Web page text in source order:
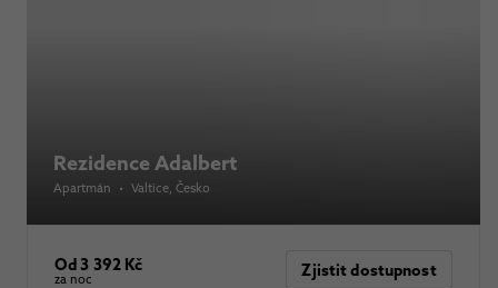
Rezidence Adalbert
Apartmán • Valtice , Česko
Od 3 392 Kč
za noc Zjistit dostupnost